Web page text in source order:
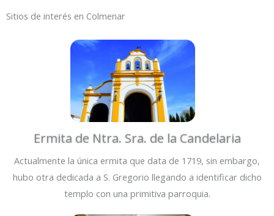
Sitios de interés en Colmenar
Ermita de Ntra. Sra. de la Candelaria
Actualmente la única ermita que data de 1719, sin embargo,
hubo otra dedicada a S. Gregorio llegando a identificar dicho
templo con una primitiva parroquia.